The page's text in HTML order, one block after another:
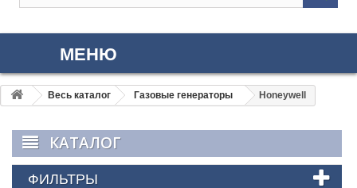
МЕНЮ
Весь каталог Газовые генераторы Honeywell
КАТАЛОГ
ФИЛЬТРЫ